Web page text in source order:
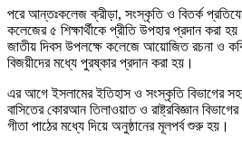
পরে আন্তঃকলেজ ক্রীড়া, সংস্কৃতি ও বিতর্ক
কলেজের ৫ শিক্ষার্থীকে প্রীতি উপহার প্রদান করা
জাতীয় দিবস উপলক্ষে কলেজে আয়োজিত রচনা ও
বিজয়ীদের মধ্যে পুরষ্কার প্রদান করা হয়।
এর আগে ইসলামের ইতিহাস ও সংস্কৃতি বিভাগের
বাসিতের কোরআন তিলাওয়াত ও রাষ্ট্রবিজ্ঞান
গীতা পাঠের মধ্যে দিয়ে অনুষ্ঠানের মূলপর্ব শুরু হয়।